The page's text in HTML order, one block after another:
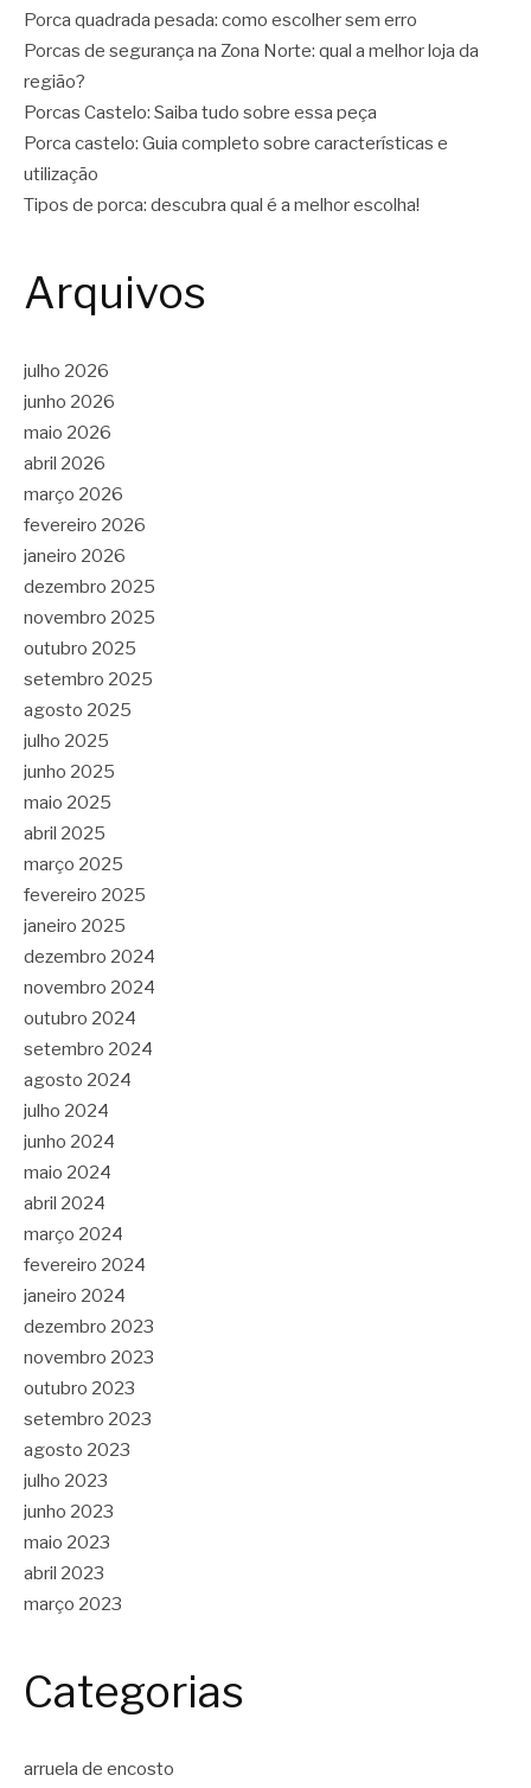
Porca quadrada pesada: como escolher sem erro
Porcas de segurança na Zona Norte: qual a melhor loja da
região?
Porcas Castelo: Saiba tudo sobre essa peça
Porca castelo: Guia completo sobre características e
utilização
Tipos de porca: descubra qual é a melhor escolha!
Arquivos
julho 2026
junho 2026
maio 2026
abril 2026
março 2026
fevereiro 2026
janeiro 2026
dezembro 2025
novembro 2025
outubro 2025
setembro 2025
agosto 2025
julho 2025
junho 2025
maio 2025
abril 2025
março 2025
fevereiro 2025
janeiro 2025
dezembro 2024
novembro 2024
outubro 2024
setembro 2024
agosto 2024
julho 2024
junho 2024
maio 2024
abril 2024
março 2024
fevereiro 2024
janeiro 2024
dezembro 2023
novembro 2023
outubro 2023
setembro 2023
agosto 2023
julho 2023
junho 2023
maio 2023
abril 2023
março 2023
Categorias
arruela de encosto